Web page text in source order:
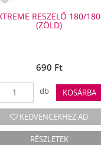
RESZELŐ 180/180
(ZÖLD)
690 Ft
db KOSÁRBA
KEDVENCEKHEZ AD
RÉSZLETEK